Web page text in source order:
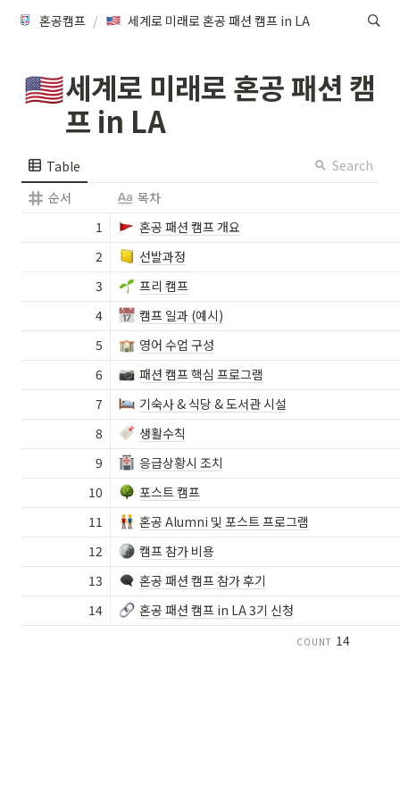
혼공캠프 / 세계로 미래로 혼공 패션 캠프 in LA
🇺🇸세계로 미래로 혼공 패션 캠
프 in LA
Table
Search
순서
목차
1
혼공 패션 캠프 개요
2
선발과정
3
프리 캠프
4
캠프 일과 (예시)
5
영어 수업 구성
6
패션 캠프 핵심 프로그램
7
기숙사 & 식당 & 도서관 시설
8
생활수칙
9
응급상황시 조치
10
포스트 캠프
11
혼공 Alumni 및 포스트 프로그램
12
캠프 참가 비용
13
혼공 패션 캠프 참가 후기
14
혼공 패션 캠프 in LA 3기 신청
COUNT 14